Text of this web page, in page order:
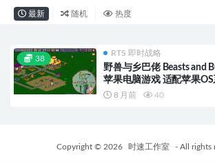
最新 随机 热度
38
RTS 即时战略
野兽与乡巴佬 Beasts and
苹果电脑游戏 适配苹果
8 月前 40
Copyright © 2026 时速工作室 - All rights